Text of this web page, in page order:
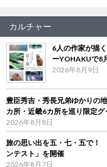
カルチャー
6人の作家が描
ーYOHAKUで8
2026年8月9日
豊臣秀吉・秀長兄弟ゆかりの
カ所・近畿6カ所を巡り限定グ
2026年8月8日
旅の思い出を五・七・五で！
ンテスト」を開催
2026年8月7日